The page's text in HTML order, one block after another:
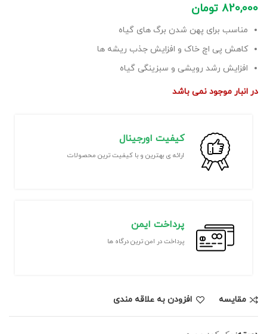
820,000 تومان
مناسب برای پهن شدن برگ های گیاه
کاهش پی اچ خاک و افزایش جذب ریشه ها
افزایش رشد رویشی و سبزینگی گیاه
در انبار موجود نمی باشد
کیفیت اورجینال
ارائه ی بهترین و با کیفیت ترین محصولات
پرداخت ایمن
پرداخت در امن ترین درگاه ها
مقايسه افزودن به علاقه مندی